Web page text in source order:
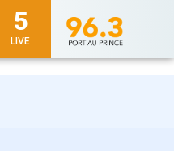
5
LIVE